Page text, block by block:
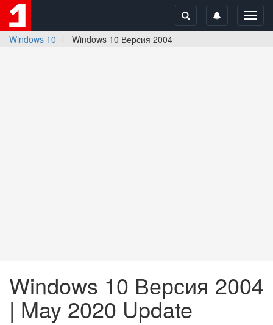
Windows 10
Windows 10 Версия 2004
Windows 10 Версия 2004
| May 2020 Update